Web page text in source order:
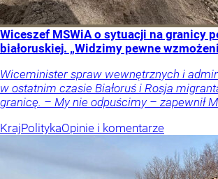
Wiceszef MSWiA o sytuacji na granicy
białoruskiej. „Widzimy pewne
Wiceminister spraw wewnętrznych i
w ostatnim czasie Białoruś i Rosja
granicę. – My nie odpuścimy – zapewnił
KrajPolitykaOpinie i komentarze